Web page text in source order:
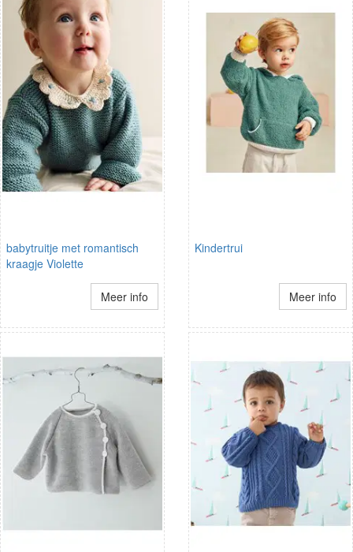
babytruitje met romantisch
kraagje Violette
Meer info
Kindertrui
Meer info